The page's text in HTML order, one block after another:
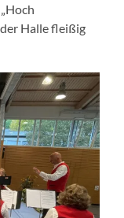
Halle fleißig